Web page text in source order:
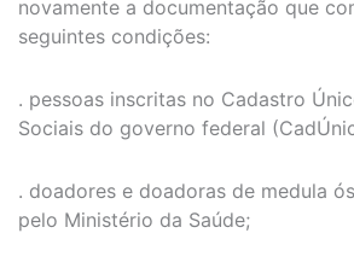
novamente a documentação que
seguintes condições:
. pessoas inscritas no Cadastro
Sociais do governo federal
. doadores e doadoras de medula
pelo Ministério da Saúde;